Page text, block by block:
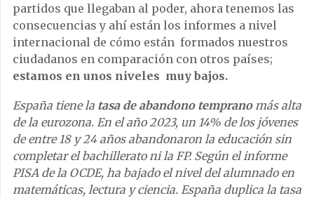
partidos que llegaban al poder, ahora tenemos las
consecuencias y ahí están los informes a nivel
internacional de cómo están formados nuestros
ciudadanos en comparación con otros países;
estamos en unos niveles muy bajos.
España tiene la tasa de abandono tempranomás alta
de la eurozona. En el año 2023, un 14% de los jóvenes
de entre 18 y 24 años abandonaron la educación sin
completar el bachillerato ni la FP. Según el informe
PISA de la OCDE, ha bajado el nivel del alumnado en
matemáticas, lectura y ciencia. España duplica la tasa